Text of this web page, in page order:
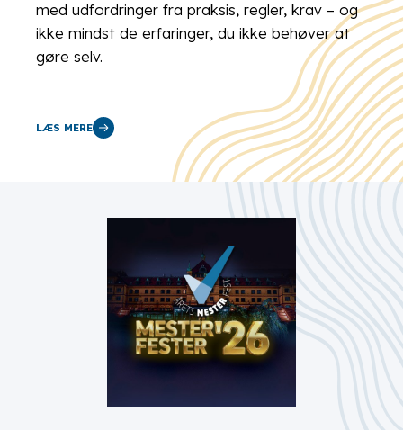
med udfordringer fra praksis, regler, krav – og
ikke mindst de erfaringer, du ikke behøver at
gøre selv.
LÆS MERE